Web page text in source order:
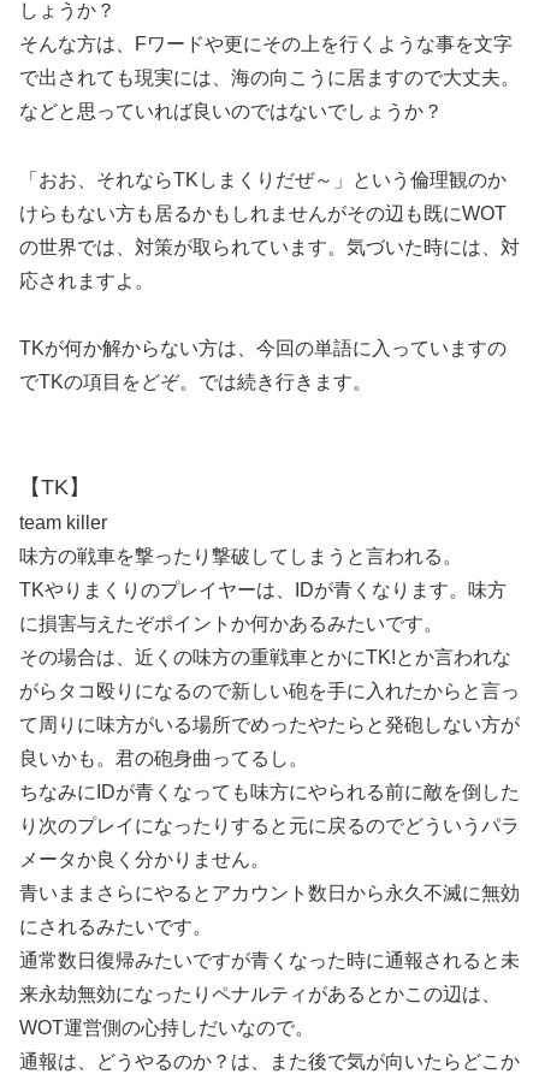
しょうか？
そんな方は、Fワードや更にその上を行くような事を文字
で出されても現実には、海の向こうに居ますので大丈夫。
などと思っていれば良いのではないでしょうか？
「おお、それならTKしまくりだぜ～」という倫理観のか
けらもない方も居るかもしれませんがその辺も既にWOT
の世界では、対策が取られています。気づいた時には、対
応されますよ。
TKが何か解からない方は、今回の単語に入っていますの
でTKの項目をどぞ。では続き行きます。
【TK】
team killer
味方の戦車を撃ったり撃破してしまうと言われる。
TKやりまくりのプレイヤーは、IDが青くなります。味方
に損害与えたぞポイントか何かあるみたいです。
その場合は、近くの味方の重戦車とかにTK!とか言われな
がらタコ殴りになるので新しい砲を手に入れたからと言っ
て周りに味方がいる場所でめったやたらと発砲しない方が
良いかも。君の砲身曲ってるし。
ちなみにIDが青くなっても味方にやられる前に敵を倒した
り次のプレイになったりすると元に戻るのでどういうパラ
メータか良く分かりません。
青いままさらにやるとアカウント数日から永久不滅に無効
にされるみたいです。
通常数日復帰みたいですが青くなった時に通報されると未
来永劫無効になったりペナルティがあるとかこの辺は、
WOT運営側の心持しだいなので。
通報は、どうやるのか？は、また後で気が向いたらどこか